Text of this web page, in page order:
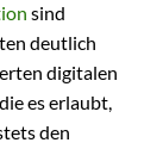
sind
deutlich
digitalen
es erlaubt,
den